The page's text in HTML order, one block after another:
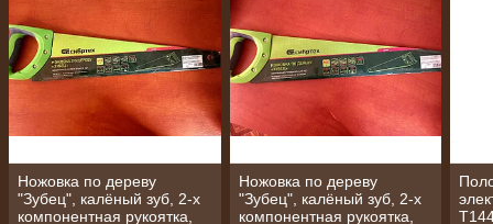
Ножовка по дереву
"Зубец", калёный зуб, 2-х
компонентная рукоятка,
Ножовка по дереву
"Зубец", калёный зуб, 2-х
компонентная рукоятка,